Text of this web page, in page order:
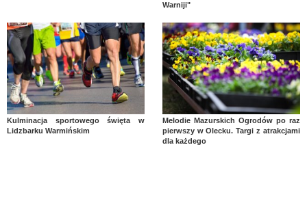
Warniji"
Kulminacja sportowego święta w
Lidzbarku Warmińskim
Melodie Mazurskich Ogrodów po raz
pierwszy w Olecku. Targi z atrakcjami
dla każdego